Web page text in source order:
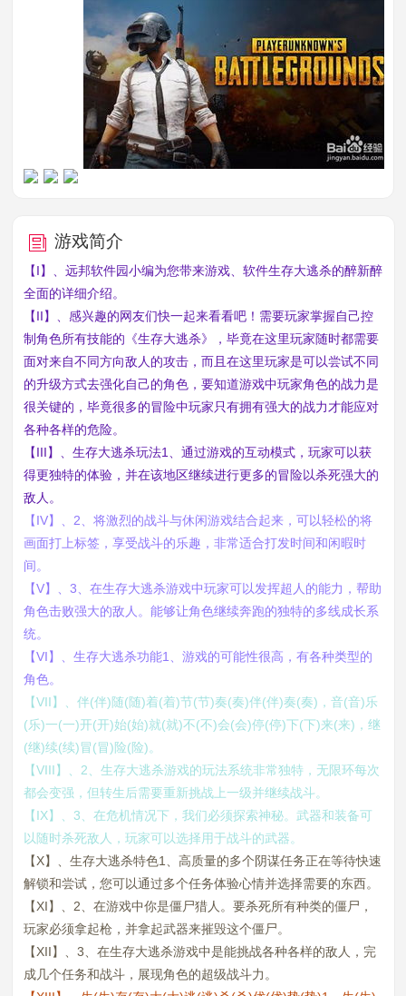
游戏简介
【I】、远邦软件园小编为您带来游戏、软件生存大逃杀的醉新醉
全面的详细介绍。
【II】、感兴趣的网友们快一起来看看吧！需要玩家掌握自己控
制角色所有技能的《生存大逃杀》，毕竟在这里玩家随时都需要
面对来自不同方向敌人的攻击，而且在这里玩家是可以尝试不同
的升级方式去强化自己的角色，要知道游戏中玩家角色的战力是
很关键的，毕竟很多的冒险中玩家只有拥有强大的战力才能应对
各种各样的危险。
【III】、生存大逃杀玩法1、通过游戏的互动模式，玩家可以获
得更独特的体验，并在该地区继续进行更多的冒险以杀死强大的
敌人。
【IV】、2、将激烈的战斗与休闲游戏结合起来，可以轻松的将
画面打上标签，享受战斗的乐趣，非常适合打发时间和闲暇时
间。
【V】、3、在生存大逃杀游戏中玩家可以发挥超人的能力，帮助
角色击败强大的敌人。能够让角色继续奔跑的独特的多线成长系
统。
【VI】、生存大逃杀功能1、游戏的可能性很高，有各种类型的
角色。
【VII】、伴(伴)随(随)着(着)节(节)奏(奏)伴(伴)奏(奏)，音(音)乐
(乐)一(一)开(开)始(始)就(就)不(不)会(会)停(停)下(下)来(来)，继
(继)续(续)冒(冒)险(险)。
【VIII】、2、生存大逃杀游戏的玩法系统非常独特，无限环每次
都会变强，但转生后需要重新挑战上一级并继续战斗。
【IX】、3、在危机情况下，我们必须探索神秘。武器和装备可
以随时杀死敌人，玩家可以选择用于战斗的武器。
【X】、生存大逃杀特色1、高质量的多个阴谋任务正在等待快速
解锁和尝试，您可以通过多个任务体验心情并选择需要的东西。
【XI】、2、在游戏中你是僵尸猎人。要杀死所有种类的僵尸，
玩家必须拿起枪，并拿起武器来摧毁这个僵尸。
【XII】、3、在生存大逃杀游戏中是能挑战各种各样的敌人，完
成几个任务和战斗，展现角色的超级战斗力。